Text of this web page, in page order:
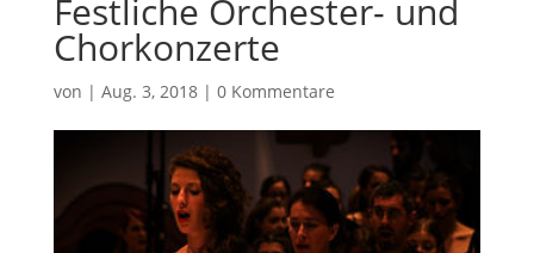
Festliche Orchester- und
Chorkonzerte
von | Aug. 3, 2018| 0 Kommentare